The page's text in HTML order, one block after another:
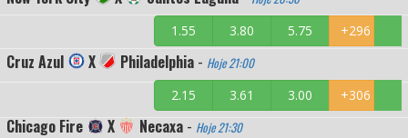
1.55 3.80 5.75 +296
Cruz Azul X Philadelphia - Hoje 21:00
2.15 3.61 3.00 +306
Chicago Fire X Necaxa - Hoje 21:30